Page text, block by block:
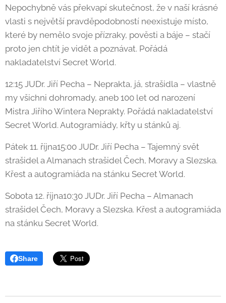
Nepochybně vás překvapí skutečnost, že v naší krásné
vlasti s největší pravděpodobností neexistuje místo,
které by nemělo svoje přízraky, pověsti a báje – stačí
proto jen chtít je vidět a poznávat. Pořádá
nakladatelství Secret World.
12:15 JUDr. Jiří Pecha – Neprakta, já, strašidla – vlastně
my všichni dohromady, aneb 100 let od narození
Mistra Jiřího Wintera Neprakty. Pořádá nakladatelství
Secret World. Autogramiády, křty u stánků aj.
Pátek 11. října15:00 JUDr. Jiří Pecha – Tajemný svět
strašidel a Almanach strašidel Čech, Moravy a Slezska.
Křest a autogramiáda na stánku Secret World.
Sobota 12. října10:30 JUDr. Jiří Pecha – Almanach
strašidel Čech, Moravy a Slezska. Křest a autogramiáda
na stánku Secret World.
Share